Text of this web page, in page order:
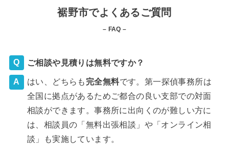
裾野市でよくあるご質問
– FAQ –
ご相談や見積りは無料ですか？
はい、どちらも 完全無料です。第一探偵事務所は
全国に拠点があるためご都合の良い支部での対面
相談ができます。事務所に出向くのが難しい方に
は、相談員の「無料出張相談」や「オンライン相
談」も実施しています。